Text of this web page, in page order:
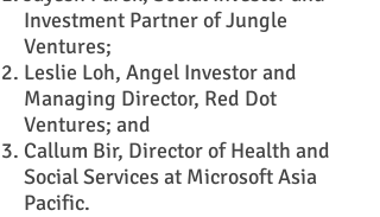
Investment Partner of Jungle
Ventures;
Leslie Loh, Angel Investor and
Managing Director, Red Dot
Ventures; and
Callum Bir, Director of Health and
Social Services at Microsoft Asia
Pacific.